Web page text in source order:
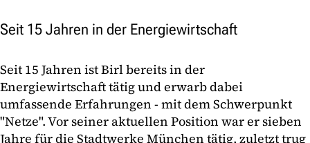
Seit 15 Jahren in der Energiewirtschaft
Seit 15 Jahren ist Birl bereits in der
Energiewirtschaft tätig und erwarb dabei
umfassende Erfahrungen - mit dem Schwerpunkt
"Netze". Vor seiner aktuellen Position war er sieben
Jahre für die Stadtwerke München tätig, zuletzt trug